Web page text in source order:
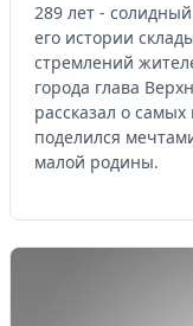
289 лет -
его истории
стремлений
города глава
рассказал о
поделился
малой родины.